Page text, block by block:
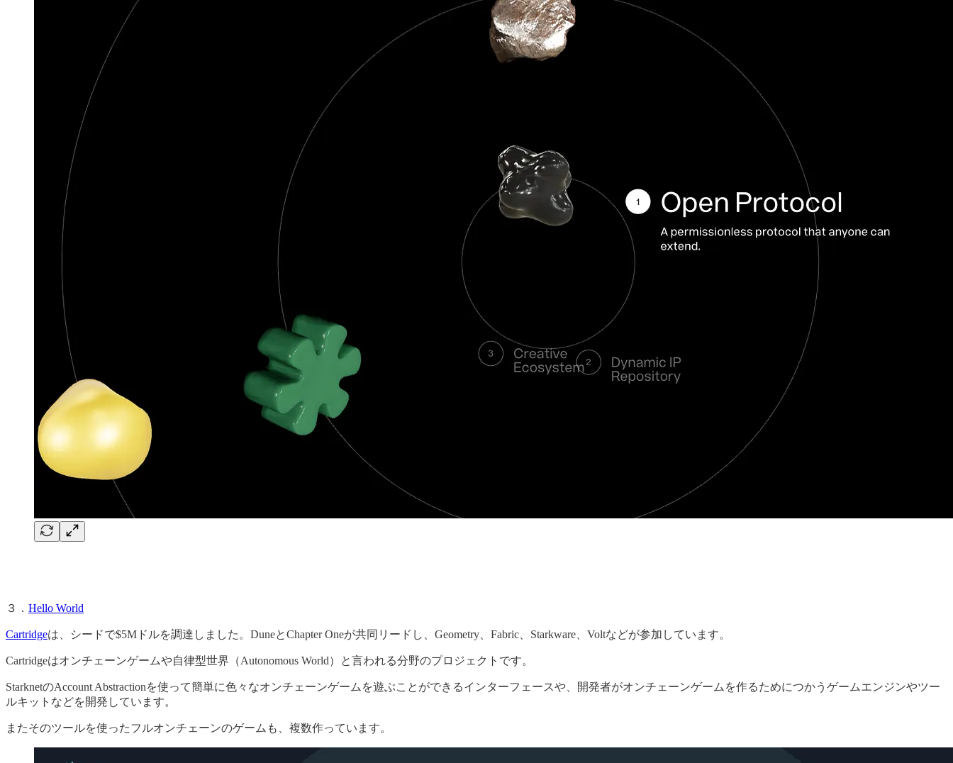
３． Hello World
Cartridgeは、シードで$5Mドルを調達しました。DuneとChapter Oneが共同リードし、Geometry、Fabric、Starkware、Voltなどが参加しています。
Cartridgeはオンチェーンゲームや自律型世界（Autonomous World）と言われる分野のプロジェクトです。
StarknetのAccount Abstractionを使って簡単に色々なオンチェーンゲームを遊ぶことができるインターフェースや、開発者がオンチェーンゲームを作るためにつかうゲームエンジンやツー
ルキットなどを開発しています。
またそのツールを使ったフルオンチェーンのゲームも、複数作っています。